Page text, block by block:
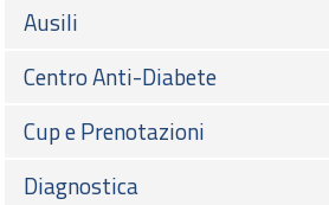
Ausili
Centro Anti-Diabete
Cup e Prenotazioni
Diagnostica